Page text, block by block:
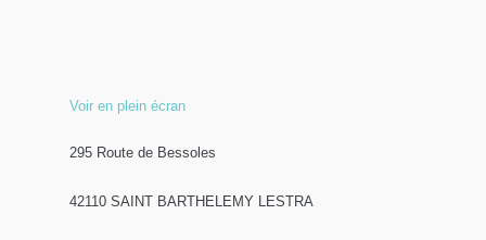
Voir en plein écran
295 Route de Bessoles
42110 SAINT BARTHELEMY LESTRA